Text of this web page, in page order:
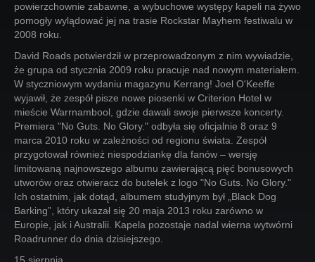
powierzchownie zabawne, a wybuchowe występy kapeli na żywo
pomogły wylądować jej na trasie Rockstar Mayhem festiwalu w
2008 roku.
David Roads potwierdził w przeprowadzonym z nim wywiadzie,
że grupa od stycznia 2009 roku pracuje nad nowym materiałem.
W styczniowym wydaniu magazynu Kerrang! Joel O'Keeffe
wyjawił, że zespół pisze nowe piosenki w Criterion Hotel w
mieście Warrnambool, gdzie dawali swoje pierwsze koncerty.
Premiera "No Guts. No Glory." odbyła się oficjalnie 8 oraz 9
marca 2010 roku w zależności od regionu świata. Zespół
przygotował również niespodziankę dla fanów – wersję
limitowaną najnowszego albumu zawierającą pięć bonusowych
utworów oraz otwieracz do butelek z logo "No Guts. No Glory."
Ich ostatnim, jak dotąd, albumem studyjnym był „Black Dog
Barking”, który ukazał się 20 maja 2013 roku zarówno w
Europie, jak i Australii. Kapela pozostaje nadal wierna wytwórni
Roadrunner do dnia dzisiejszego.